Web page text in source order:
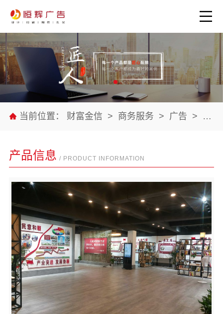
当前位置： 财富金信 > 商务服务 > 广告 > 公司
产品信息 / PRODUCT INFORMATION